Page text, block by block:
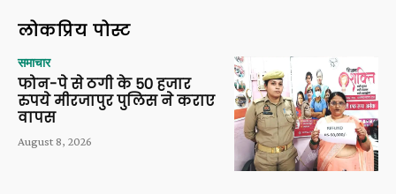
लोकप्रिय पोस्ट
समाचार
फोन-पे से ठगी के 50 हजार
रुपये मीरजापुर पुलिस ने कराए
वापस
August 8, 2026